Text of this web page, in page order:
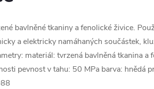
bavlněné tkaniny a fenolické živice.
a elektricky namáhaných součástek,
materiál: tvrzená bavlněná tkanina a
pevnost v tahu: 50 MPa barva: hnědá